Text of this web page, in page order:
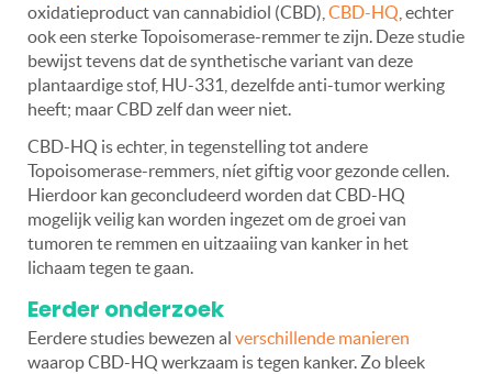
oxidatieproduct van cannabidiol (CBD), CBD-HQ , echter
ook een sterke Topoisomerase-remmer te zijn. Deze studie
bewijst tevens dat de synthetische variant van deze
plantaardige stof, HU-331, dezelfde anti-tumor werking
heeft; maar CBD zelf dan weer niet.
CBD-HQ is echter, in tegenstelling tot andere
Topoisomerase-remmers, níet giftig voor gezonde cellen.
Hierdoor kan geconcludeerd worden dat CBD-HQ
mogelijk veilig kan worden ingezet om de groei van
tumoren te remmen en uitzaaiing van kanker in het
lichaam tegen te gaan.
Eerder onderzoek
Eerdere studies bewezen al verschillende manieren
waarop CBD-HQ werkzaam is tegen kanker. Zo bleek